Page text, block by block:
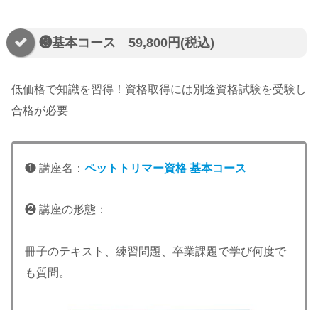
❸基本コース 59,800円(税込)
低価格で知識を習得！資格取得には別途資格試験を受験し
合格が必要
❶ 講座名： ペットトリマー資格 基本コース
❷ 講座の形態：
冊子のテキスト、練習問題、卒業課題で学び何度で
も質問。